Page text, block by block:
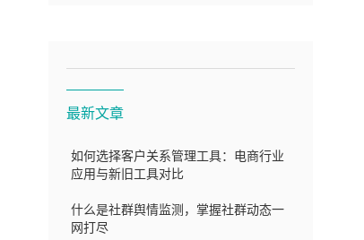
最新文章
如何选择客户关系管理工具：电商行业
应用与新旧工具对比
什么是社群舆情监测，掌握社群动态一
网打尽